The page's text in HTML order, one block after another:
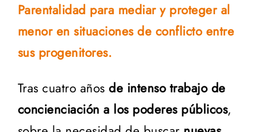
Parentalidad para mediar y proteger al
menor en situaciones de conflicto entre
sus progenitores.
Tras cuatro añosde intenso trabajo de
concienciación a los poderes públicos,